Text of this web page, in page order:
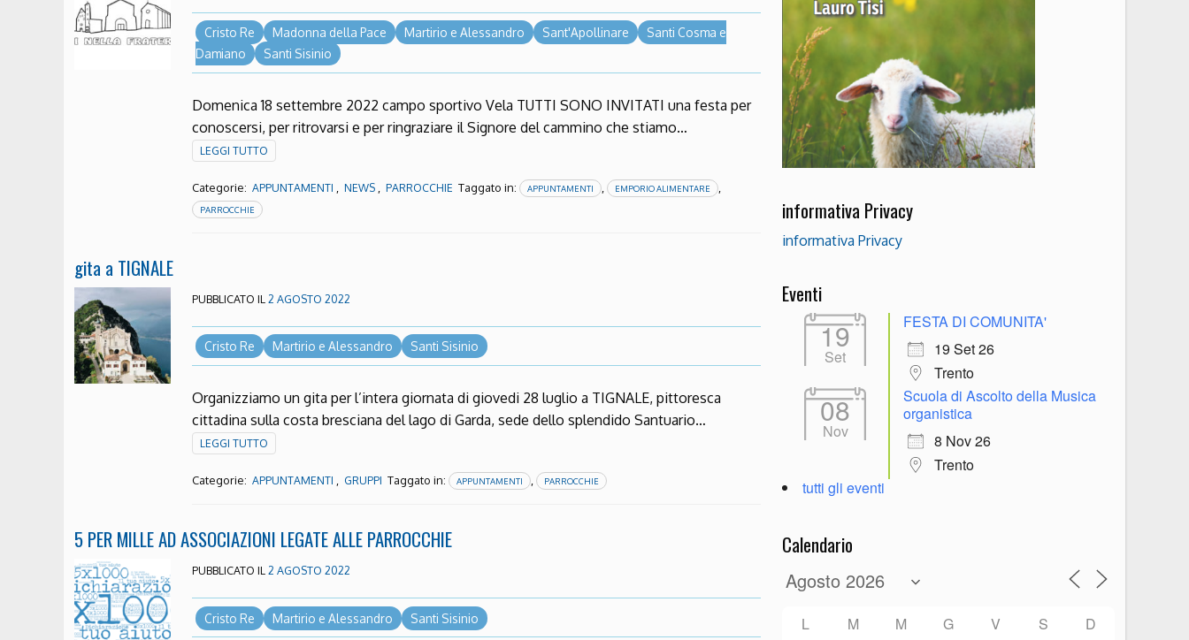
Cristo Re Madonna della Pace Martirio e Alessandro Sant'Apollinare
Santi Cosma e
Damiano
Santi Sisinio
Domenica 18 settembre 2022 campo sportivo Vela TUTTI SONO INVITATI una festa per
conoscersi, per ritrovarsi e per ringraziare il Signore del cammino che stiamo…
LEGGI TUTTO
Categorie: APPUNTAMENTI NEWS PARROCCHIE Taggato in: APPUNTAMENTI , EMPORIO ALIMENTARE
PARROCCHIE
gita a TIGNALE
PUBBLICATO IL2 AGOSTO 2022
Cristo Re Martirio e Alessandro Santi Sisinio
Organizziamo un gita per l’intera giornata di giovedi 28 luglio a TIGNALE, pittoresca
cittadina sulla costa bresciana del lago di Garda, sede dello splendido Santuario…
LEGGI TUTTO
Categorie: APPUNTAMENTI GRUPPI Taggato in: APPUNTAMENTI , PARROCCHIE
5 PER MILLE AD ASSOCIAZIONI LEGATE ALLE PARROCCHIE
PUBBLICATO IL2 AGOSTO 2022
Cristo Re Martirio e Alessandro Santi Sisinio
informativa Privacy
informativa Privacy
Eventi
19
Set
FESTA DI COMUNITA'
19 Set 26
Trento
08
Nov
Scuola di Ascolto della Musica
organistica
8 Nov 26
Trento
tutti gli eventi
Calendario
L M M G V S D